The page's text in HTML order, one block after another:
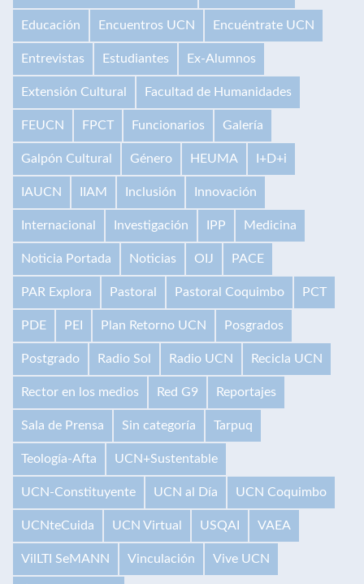
Educación Encuentros UCN Encuéntrate UCN
Entrevistas Estudiantes Ex-Alumnos
Extensión Cultural Facultad de Humanidades
FEUCN FPCT Funcionarios Galería
Galpón Cultural Género HEUMA I+D+i
IAUCN IIAM Inclusión Innovación
Internacional Investigación IPP Medicina
Noticia Portada Noticias OIJ PACE
PAR Explora Pastoral Pastoral Coquimbo PCT
PDE PEI Plan Retorno UCN Posgrados
Postgrado Radio Sol Radio UCN Recicla UCN
Rector en los medios Red G9 Reportajes
Sala de Prensa Sin categoría Tarpuq
Teología-Afta UCN+Sustentable
UCN-Constituyente UCN al Día UCN Coquimbo
UCNteCuida UCN Virtual USQAI VAEA
VilLTI SeMANN Vinculación Vive UCN